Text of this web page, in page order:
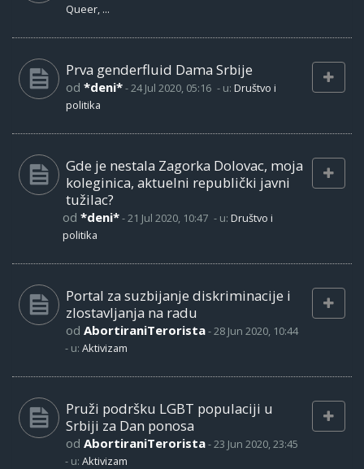
Queer, ...
Prva genderfluid Dama Srbije
od *deni*-24 Jul 2020, 05:16 - u: Društvo i
politika
Gde je nestala Zagorka Dolovac, moja
koleginica, aktuelni republički javni
tužilac?
od *deni*-21 Jul 2020, 10:47 - u: Društvo i
politika
Portal za suzbijanje diskriminacije i
zlostavljanja na radu
od AbortiraniTerorista-28 Jun 2020, 10:44
- u: Aktivizam
Pruži podršku LGBT populaciji u
Srbiji za Dan ponosa
od AbortiraniTerorista-23 Jun 2020, 23:45
- u: Aktivizam